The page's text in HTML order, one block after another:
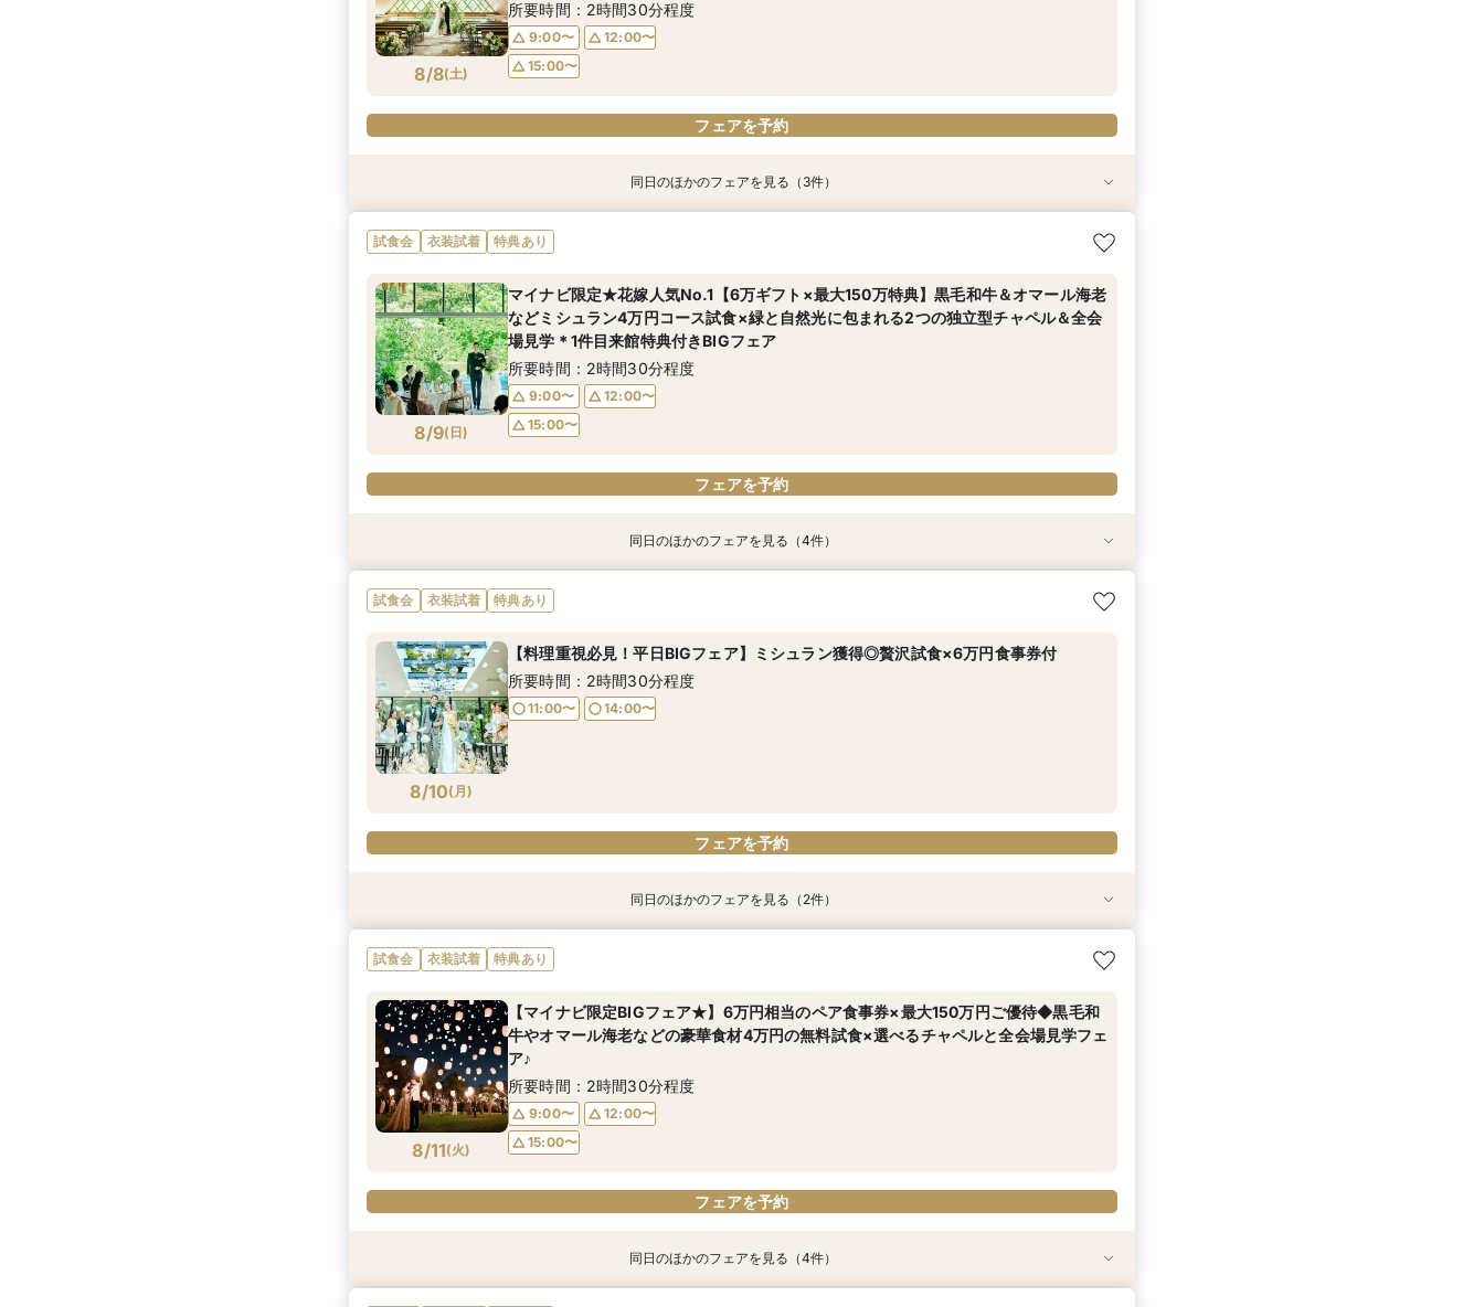
8/7( 金)
8/8(土)
所要時間：2時間30分程度
9:00〜
12:00〜
15:00〜
フェアを予約
8/8(土)
マイナビ限定◆初見学におすすめ【6万ギフト＆最大150万優待】緑と自然光に包ま
り相談会フェア
所要時間：1時間30分程度
9:00〜
12:00〜
15:00〜
8/8(土)
【6名からOK！6名67万円~】少人数会食ご相談&4万相当無料試食
9:00〜
12:00〜
15:00〜
8/8(土)
【効率よくクイック見学】直前予約◎短時間で会場見学×見積相談【ご相談特典】と
所要時間：1時間程度
9:00〜
12:00〜
15:00〜
同日のほかのフェアを見る（3件）
試食会 衣装試着 特典あり
8/9( 日)
マイナビ限定★花嫁人気No.1【6万ギフト×最大150万特典】黒毛和牛＆オマール海老
などミシュラン4万円コース試食×緑と自然光に包まれる2つの独立型チャペル＆全会
場見学＊1件目来館特典付きBIGフェア
所要時間：2時間30分程度
9:00〜
12:00〜
15:00〜
フェアを予約
8/9(日)
マイナビ限定◆初見学におすすめ【6万ギフト＆最大150万優待】緑と自然光に包ま
り相談会フェア
所要時間：1時間30分程度
9:00〜
12:00〜
8/9(日)
【オンライン対応】自宅＆スマホでOK♪式場相談会◆30分～気軽に◎【ご相談特典】
所要時間：1時間程度
10:00〜 13:30〜
8/9(日)
【6名からOK！6名67万円~】少人数会食ご相談&4万相当無料試食
9:00〜
12:00〜
15:00〜
8/9(日)
【効率よくクイック見学】直前予約◎短時間で会場見学×見積相談【ご相談特典】と
所要時間：1時間程度
9:00〜
12:00〜
15:00〜
同日のほかのフェアを見る（4件）
試食会 衣装試着 特典あり
8/10( 月)
【料理重視必見！平日BIGフェア】ミシュラン獲得◎贅沢試食×6万円食事券付
所要時間：2時間30分程度
11:00〜 14:00〜
フェアを予約
8/10(月)
【6名からOK！6名67万円~】少人数会食ご相談&4万相当試食
11:00〜 14:00〜
8/10(月)
【オンライン対応】自宅＆スマホでOK♪式場相談会◆30分～気軽に◎【ご相談特典】
所要時間：1時間程度
11:00〜 14:00〜
同日のほかのフェアを見る（2件）
試食会 衣装試着 特典あり
8/11(火)
【マイナビ限定BIGフェア★】6万円相当のペア食事券×最大150万円ご優待◆黒毛和
牛やオマール海老などの豪華食材4万円の無料試食×選べるチャペルと全会場見学フェ
ア♪
所要時間：2時間30分程度
9:00〜
12:00〜
15:00〜
フェアを予約
同日のほかのフェアを見る（4件）